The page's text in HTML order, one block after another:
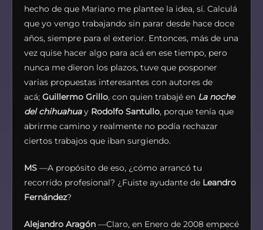
hecho de que Mariano me plantee la idea, sí. Calculá
que yo vengo trabajando sin parar desde hace doce
años, siempre para el exterior. Entonces, más de una
vez quise hacer algo para acá en ese tiempo, pero
nunca me dieron los plazos, tuve que posponer
varias propuestas interesantes con autores de
acá; Guillermo Grillo, con quien trabajé en La noche
del chihuahuay Rodolfo Santullo, porque tenía que
abrirme camino y realmente no podía rechazar
ciertos trabajos que iban surgiendo.
MS —A propósito de eso, ¿cómo arrancó tu
recorrido profesional? ¿Fuiste ayudante de Leandro
Fernández?
Alejandro Aragón —Claro, en Enero de 2008 empecé